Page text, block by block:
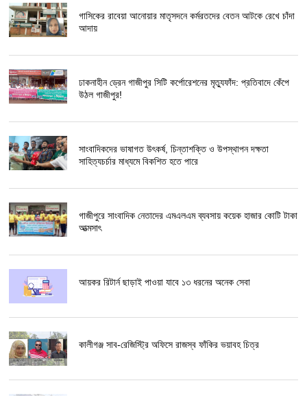
গাসিকের রাবেয়া আনোয়ার মাতৃসদনে কর্মরতদের বেতন আটকে রেখে চাঁদা
আদায়
ঢাকনাহীন ড্রেন গাজীপুর সিটি কর্পোরেশনের মৃত্যুফাঁদ: প্রতিবাদে কেঁপে
উঠল গাজীপুর!
সাংবাদিকদের ভাষাগত উৎকর্ষ, চিন্তাশক্তি ও উপস্থাপন দক্ষতা
সাহিত্যচর্চার মাধ্যমে বিকশিত হতে পারে
গাজীপুরে সাংবাদিক নেতাদের এমএলএম ব্যবসায় কয়েক হাজার কোটি টাকা
আত্মসাৎ
আয়কর রিটার্ন ছাড়াই পাওয়া যাবে ১৩ ধরনের অনেক সেবা
কালীগঞ্জ সাব-রেজিস্ট্রি অফিসে রাজস্ব ফাঁকির ভয়াবহ চিত্র